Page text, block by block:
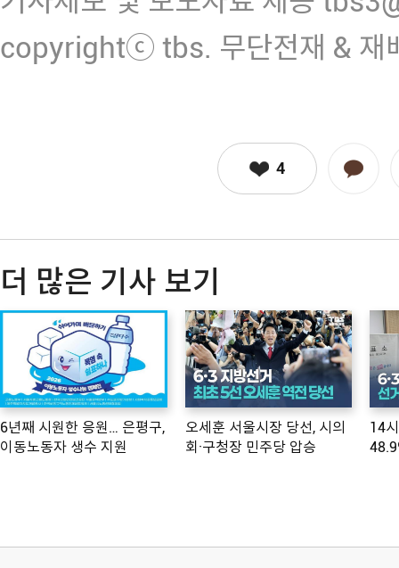
copyrightⓒ tbs. 무단전재 & 재
4
더 많은 기사 보기
6년째 시원한 응원… 은평구,
이동노동자 생수 지원
오세훈 서울시장 당선, 시의
회·구청장 민주당 압승
14